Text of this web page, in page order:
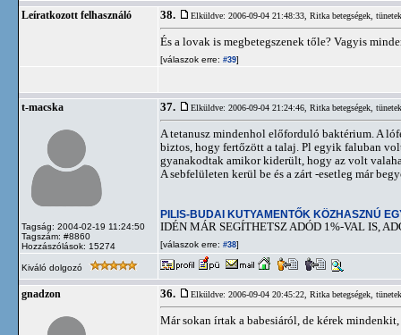
Leíratkozott felhasználó 38. Elküldve: 2006-09-04 21:48:33, Ritka betegségek, tünetek
És a lovak is megbetegszenek tőle? Vagyis
[válaszok erre: #39]
t-macska
Tagság: 2004-02-19 11:24:50
Tagszám: #8860
Hozzászólások: 15274
37. Elküldve: 2006-09-04 21:24:46, Ritka betegségek, tünetek
A tetanusz mindenhol előforduló baktérium. A
biztos, hogy fertőzött a talaj. Pl egyik faluban
gyanakodtak amikor kiderült, hogy az volt
A sebfelületen kerül be és a zárt -esetleg már
PILIS-BUDAI KUTYAMENTŐK KÖZHASZNÚ
IDÉN MÁR SEGÍTHETSZ ADÓD 1%-VAL IS,
[válaszok erre: #38]
Kiváló dolgozó
gnadzon 36. Elküldve: 2006-09-04 20:45:22, Ritka betegségek, tünetek
Már sokan írtak a babesiáról, de kérek